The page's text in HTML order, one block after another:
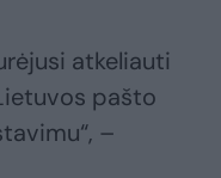
atkeliauti
pašto
–